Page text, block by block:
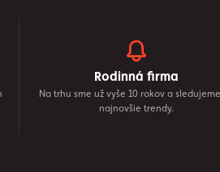
Rodinná firma
Na trhu sme už vyše 10 rokov a
najnovšie trendy.